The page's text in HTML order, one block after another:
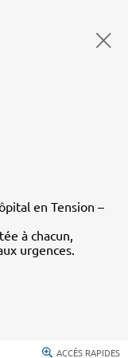
en Tension –
à chacun,
urgences.
ACCÈS RAPIDES